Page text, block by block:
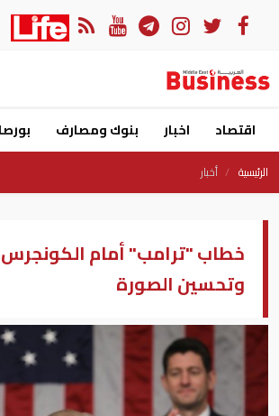
اقتصاد اخبار بنوك ومصارف
الرئيسية أخبار
خطاب "ترامب" أمام الكونجرس
وتحسين الصورة